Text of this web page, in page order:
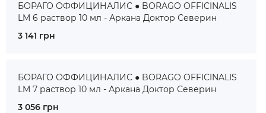
БОРАГО ОФФИЦИНАЛИС ● BORAGO OFFICINALIS
LM 6 раствор 10 мл - Аркана Доктор Северин
3 141 грн
БОРАГО ОФФИЦИНАЛИС ● BORAGO OFFICINALIS
LM 7 раствор 10 мл - Аркана Доктор Северин
3 056 грн